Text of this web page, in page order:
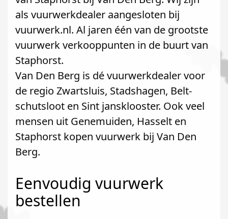
als vuurwerkdealer aangesloten bij
vuurwerk.nl. Al jaren één van de grootste
vuurwerk verkooppunten in de buurt van
Staphorst.
Van Den Berg is dé vuurwerkdealer voor
de regio Zwartsluis, Stadshagen, Belt-
schutsloot en Sint jansklooster. Ook veel
mensen uit Genemuiden, Hasselt en
Staphorst kopen vuurwerk bij Van Den
Berg.
Eenvoudig vuurwerk
bestellen